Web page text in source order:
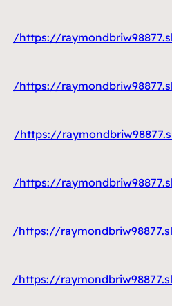
https://raymondbriw98877.slypage.com/23328472/
https://raymondbriw98877.slypage.com/23328487/
https://raymondbriw98877.slypage.com/23328491/
https://raymondbriw98877.slypage.com/23328488/
https://raymondbriw98877.slypage.com/23328494/
https://raymondbriw98877.slypage.com/23328504/